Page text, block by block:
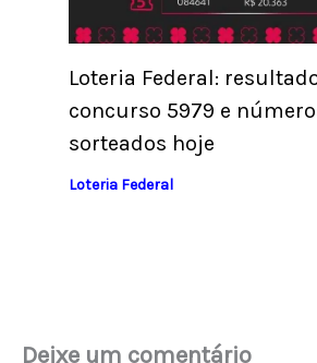
Loteria Federal:
concurso 5979 e
sorteados hoje
Loteria Federal
Deixe um comentário